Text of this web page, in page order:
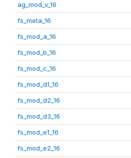
ag_mod_v_16
fs_meta_16
fs_mod_a_16
fs_mod_b_16
fs_mod_c_16
fs_mod_d1_16
fs_mod_d2_16
fs_mod_d3_16
fs_mod_e1_16
fs_mod_e2_16